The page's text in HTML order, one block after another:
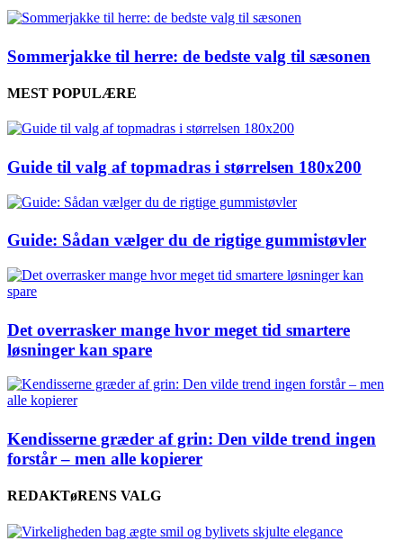
Sommerjakke til herre: de bedste valg til sæsonen
MEST POPULÆRE
Guide til valg af topmadras i størrelsen 180x200
Guide: Sådan vælger du de rigtige gummistøvler
Det overrasker mange hvor meget tid smartere
løsninger kan spare
Kendisserne græder af grin: Den vilde trend ingen
forstår – men alle kopierer
REDAKTøRENS VALG